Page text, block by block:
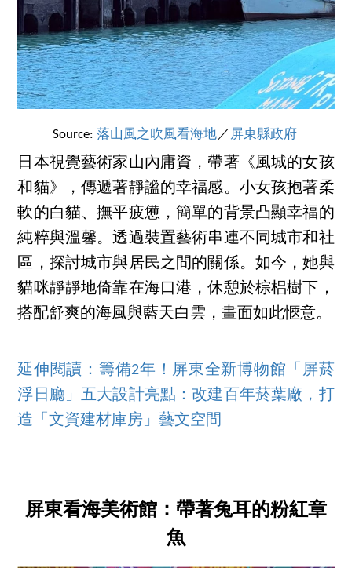
Source: 落山風之吹風看海地／ 屏東縣政府
日本視覺藝術家山內庸資，帶著《風城的女孩
和貓》，傳遞著靜謐的幸福感。小女孩抱著柔
軟的白貓、撫平疲憊，簡單的背景凸顯幸福的
純粹與溫馨。透過裝置藝術串連不同城市和社
區，探討城市與居民之間的關係。如今，她與
貓咪靜靜地倚靠在海口港，休憩於棕梠樹下，
搭配舒爽的海風與藍天白雲，畫面如此愜意。
延伸閱讀：籌備2年！屏東全新博物館「屏菸
浮日廳」五大設計亮點：改建百年菸葉廠，打
造「文資建材庫房」藝文空間
屏東看海美術館：帶著兔耳的粉紅章
魚